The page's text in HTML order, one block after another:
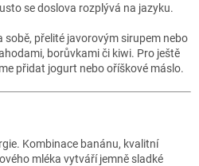
se doslova rozplývá na jazyku.
sobě, přelité javorovým sirupem nebo
borůvkami či kiwi. Pro ještě
přidat jogurt nebo oříškové máslo.
Kombinace banánu, kvalitní
mléka vytváří jemně sladké